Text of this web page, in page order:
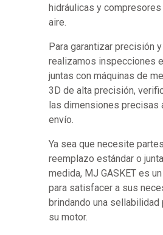
hidráulicas y
aire.
Para garantizar precisión
realizamos inspecciones
juntas con máquinas de
3D de alta precisión,
las dimensiones precisas
envío.
Ya sea que necesite
reemplazo estándar o
medida, MJ GASKET es
para satisfacer a sus
brindando una
su motor.